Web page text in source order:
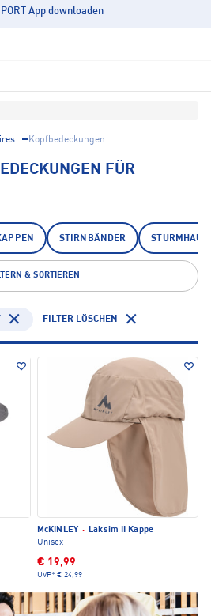
App downloaden
Kopfbedeckungen
FÜR
STIRNBÄNDER
& SORTIEREN
FILTER LÖSCHEN
McKINLEY ·
Laksim II Kappe
Unisex
€ 19,99
UVP* € 24,99